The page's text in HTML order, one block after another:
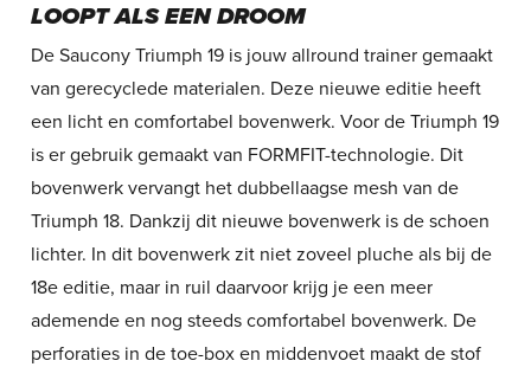
LOOPT ALS EEN DROOM
De Saucony Triumph 19 is jouw allround trainer gemaakt
van gerecyclede materialen. Deze nieuwe editie heeft
een licht en comfortabel bovenwerk. Voor de Triumph 19
is er gebruik gemaakt van FORMFIT-technologie. Dit
bovenwerk vervangt het dubbellaagse mesh van de
Triumph 18. Dankzij dit nieuwe bovenwerk is de schoen
lichter. In dit bovenwerk zit niet zoveel pluche als bij de
18e editie, maar in ruil daarvoor krijg je een meer
ademende en nog steeds comfortabel bovenwerk. De
perforaties in de toe-box en middenvoet maakt de stof